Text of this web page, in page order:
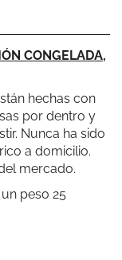
CONGELADA,
hechas con
por dentro y
Nunca ha sido
a domicilio.
mercado.
peso 25